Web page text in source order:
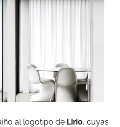
al logotipo de Lirio, cuyas